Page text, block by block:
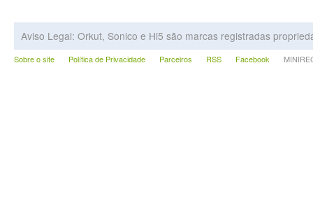
Aviso Legal: Orkut, Sonico e Hi5 são marcas registradas
Sobre o site Política de Privacidade Parceiros RSS Facebook